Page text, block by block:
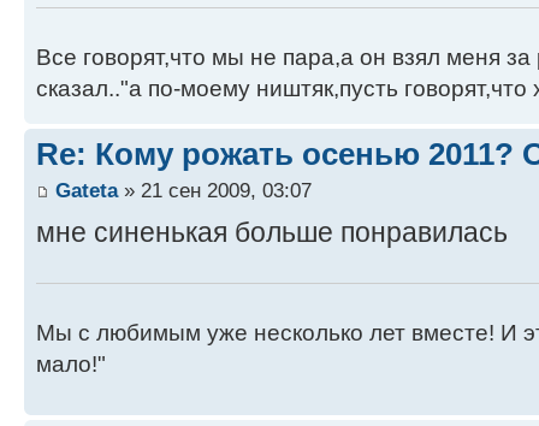
Все говорят,что мы не пара,а он взял меня за
сказал.."а по-моему ништяк,пусть говорят,что
Re: Кому рожать осенью 2011?
Gateta» 21 сен 2009, 03:07
мне синенькая больше понравилась
Мы с любимым уже несколько лет вместе! И
мало!"